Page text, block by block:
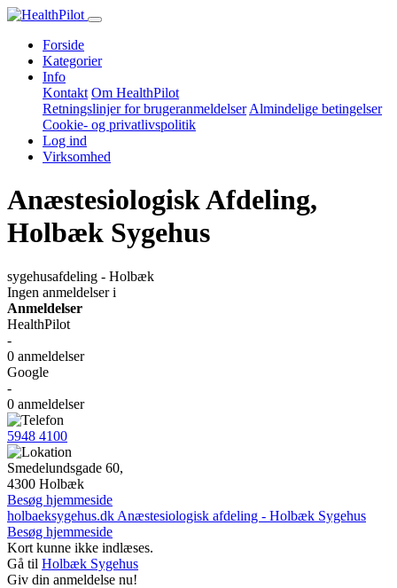
Forside
Kategorier
Info
Kontakt Om HealthPilot
Retningslinjer for brugeranmeldelser Almindelige betingelser
Cookie- og privatlivspolitik
Log ind
Virksomhed
Anæstesiologisk Afdeling,
Holbæk Sygehus
sygehusafdeling - Holbæk
Ingen anmeldelseri
Anmeldelser
HealthPilot
-
0 anmeldelser
Google
-
0 anmeldelser
5948 4100
Smedelundsgade 60,
4300 Holbæk
Besøg hjemmeside
holbaeksygehus.dk Anæstesiologisk afdeling - Holbæk Sygehus
Besøg hjemmeside
Kort kunne ikke indlæses.
Gå til Holbæk Sygehus
Giv din anmeldelse nu!